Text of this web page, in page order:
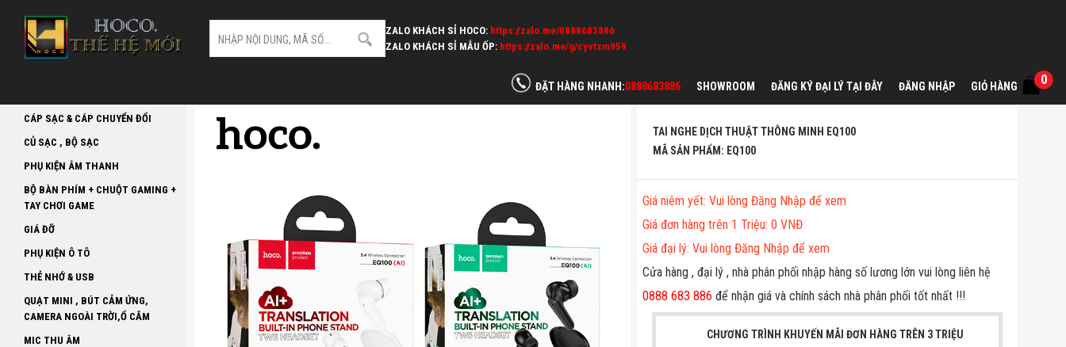
ZALO KHÁCH SỈ HOCO: https://zalo.me/0888683886
ZALO KHÁCH SỈ MẪU ỐP: https://zalo.me/g/cyvtzm959
ĐẶT HÀNG NHANH:0888683886 SHOWROOM ĐĂNG KÝ ĐẠI LÝ TẠI ĐÂY ĐĂNG NHẬP GIỎ HÀNG 0
CÁP SẠC & CÁP CHUYỂN ĐỔI
CỦ SẠC , BỘ SẠC
PHỤ KIỆN ÂM THANH
BỘ BÀN PHÍM + CHUỘT GAMING +
TAY CHƠI GAME
GIÁ ĐỠ
PHỤ KIỆN Ô TÔ
THẺ NHỚ & USB
QUẠT MINI , BÚT CẢM ỨNG,
CAMERA NGOÀI TRỜI,Ổ CẮM
MIC THU ÂM
TAI NGHE DỊCH THUẬT THÔNG MINH EQ100
TAI NGHE DỊCH THUẬT THÔNG MINH EQ100
MÃ SẢN PHẨM : EQ100
Giá niêm yết: Vui lòng Đăng Nhập để xem
Giá đơn hàng trên 1 Triệu: 0 VNĐ
Giá đại lý: Vui lòng Đăng Nhập để xem
Cửa hàng , đại lý , nhà phân phối nhập hàng số lương lớn vui lòng liên hệ
0888 683 886 để nhận giá và chính sách nhà phân phối tốt nhất !!!
CHƯƠNG TRÌNH KHUYẾN MÃI ĐƠN HÀNG TRÊN 3 TRIỆU
Hoco rẻ nhất CHUYÊN PHỤ KIỆN HOCO
CHÍNH HÃNG GIÁ SỈ Chuyên cung cấp, bán
buôn tất cả các loại phụ kiện điện thoại
thương hiệu HOCO. Chính sách bảo hành tốt,
chính hãng, cửa hàng phụ kiện điện thoại
hoco, cung cấp cốc sạc hoco , dây cáp hoco,
tai nghe hoco, bộ sạc nhanh hoco và nhiều
sản phẩm khác.